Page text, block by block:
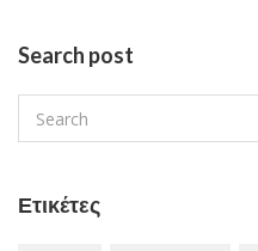
Search post
Ετικέτες